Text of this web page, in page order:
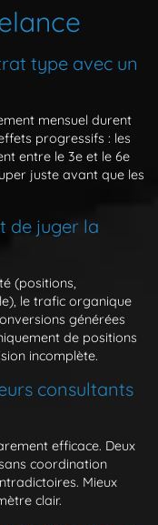
type avec un
mensuel durent
progressifs : les
entre le 3e et le 6e
juste avant que les
de juger la
(positions,
le trafic organique
générées
de positions
incomplète.
consultants
efficace. Deux
coordination
Mieux
clair.